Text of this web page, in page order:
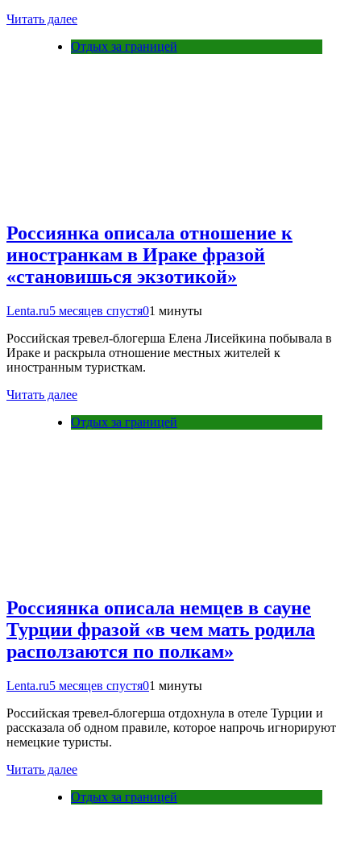
Читать далее
Отдых за границей
Россиянка описала отношение к
иностранкам в Ираке фразой
«становишься экзотикой»
Lenta.ru5 месяцев спустя01 минуты
Российская тревел-блогерша Елена Лисейкина побывала в
Ираке и раскрыла отношение местных жителей к
иностранным туристкам.
Читать далее
Отдых за границей
Россиянка описала немцев в сауне
Турции фразой «в чем мать родила
расползаются по полкам»
Lenta.ru5 месяцев спустя01 минуты
Российская тревел-блогерша отдохнула в отеле Турции и
рассказала об одном правиле, которое напрочь игнорируют
немецкие туристы.
Читать далее
Отдых за границей